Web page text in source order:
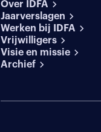
Over IDFA
Jaarverslagen
Werken bij IDFA
Vrijwilligers
Visie en missie
Archief